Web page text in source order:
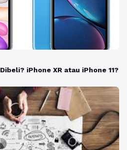
iPhone XR atau iPhone 11?